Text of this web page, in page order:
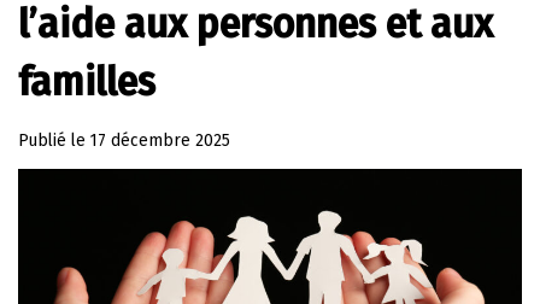
l’aide aux personnes et aux
familles
Publié le 17 décembre 2025